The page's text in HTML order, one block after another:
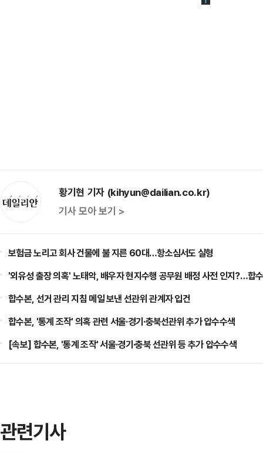
황기현 기자 (kihyun@dailian.co.kr)
기사 모아 보기 >
보험금 노리고 회사 건물에 불 지른 60대…항소심서도 실형
'외유성 출장 의혹' 노태악, 배우자 현지수행 공무원 배정 사전 인지?…합
합수본, 선거 관리 지침 메일 보낸 선관위 관계자 입건
합수본, '통계 조작' 의혹 관련 서울·경기·충북선관위 추가 압수수색
[속보] 합수본, '통계 조작' 서울·경기·충북 선관위 등 추가 압수수색
관련기사